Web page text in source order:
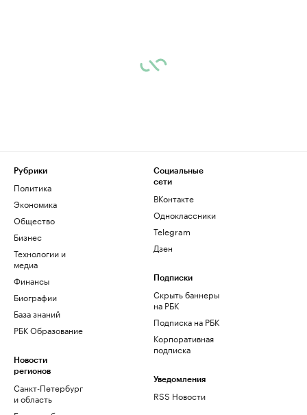
Рубрики
Политика
Экономика
Общество
Бизнес
Технологии и
медиа
Финансы
Биографии
База знаний
РБК Образование
Новости
регионов
Санкт-Петербург
и область
Социальные
сети
ВКонтакте
Одноклассники
Telegram
Дзен
Подписки
Скрыть баннеры
на РБК
Подписка на РБК
Корпоративная
подписка
Уведомления
RSS Новости